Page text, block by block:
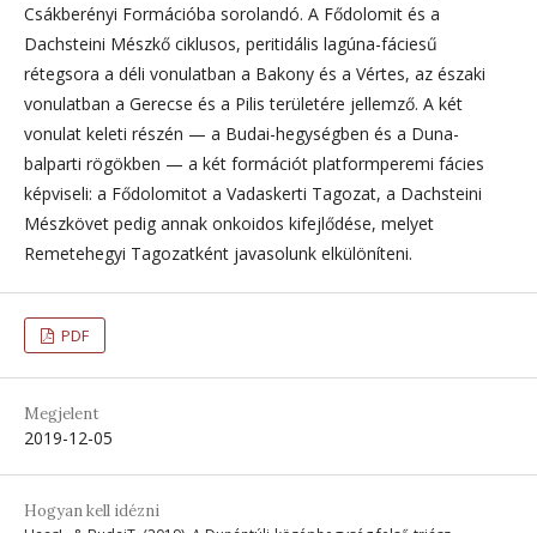
Csákberényi Formációba sorolandó. A Fődolomit és a
Dachsteini Mészkő ciklusos, peritidális lagúna-fáciesű
rétegsora a déli vonulatban a Bakony és a Vértes, az északi
vonulatban a Gerecse és a Pilis területére jellemző. A két
vonulat keleti részén — a Budai-hegységben és a Duna-
balparti rögökben — a két formációt platformperemi fácies
képviseli: a Fődolomitot a Vadaskerti Tagozat, a Dachsteini
Mészkövet pedig annak onkoidos kifejlődése, melyet
Remetehegyi Tagozatként javasolunk elkülöníteni.
PDF
Megjelent
2019-12-05
Hogyan kell idézni